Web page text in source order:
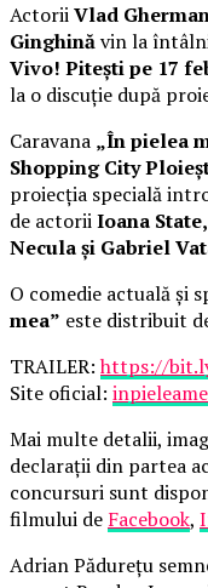
ActoriiVlad
Ginghinăvin la
Vivo! Pitești pe 17
la o discuție după
Caravana „În pielea
Shopping City
proiecția specială
de actoriiIoana
Necula și Gabriel
O comedie actuală și
mea” este distribuit
TRAILER:https://
Site oficial:
Mai multe detalii,
declarații din partea
concursuri sunt
filmului de Facebook,
Adrian Pădurețu